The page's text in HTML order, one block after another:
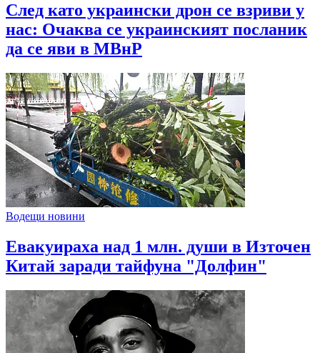
След като украински дрон се взриви у
нас: Очаква се украинският посланик
да се яви в МВнР
Водещи новини
Евакуираха над 1 млн. души в Източен
Китай заради тайфуна "Долфин"